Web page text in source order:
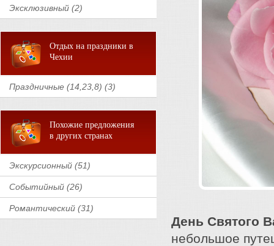
Эксклюзивный (2)
Отдых на праздники в
Чехии
Праздничные (14,23,8) (3)
Похожие предложения
в других странах
Экскурсионный (51)
Событийный (26)
Романтический (31)
День Святого
небольшое